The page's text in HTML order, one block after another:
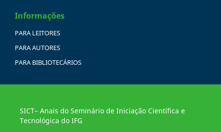
Informações
PARA LEITORES
PARA AUTORES
PARA BIBLIOTECÁRIOS
SICT– Anais do Seminário de Iniciação Científica e
Tecnológica do IFG